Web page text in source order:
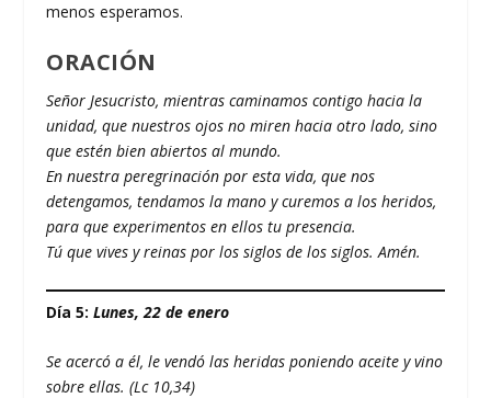
menos esperamos.
ORACIÓN
Señor Jesucristo, mientras caminamos contigo hacia la
unidad, que nuestros ojos no miren hacia otro lado, sino
que estén bien abiertos al mundo.
En nuestra peregrinación por esta vida, que nos
detengamos, tendamos la mano y curemos a los heridos,
para que experimentos en ellos tu presencia.
Tú que vives y reinas por los siglos de los siglos. Amén.
Día 5:Lunes, 22 de enero
Se acercó a él, le vendó las heridas poniendo aceite y vino
sobre ellas. (Lc 10,34)